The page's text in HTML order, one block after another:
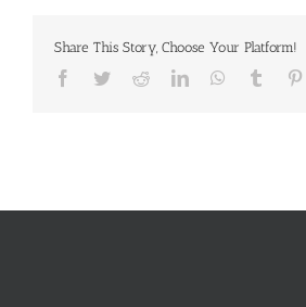
Share This Story, Choose Your Platform!
Facebook
TwitterRedditLinkedInWhatsApp
Tumblr